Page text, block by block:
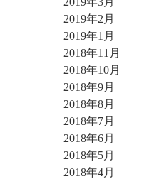
2019年2月
2019年1月
2018年11月
2018年10月
2018年9月
2018年8月
2018年7月
2018年6月
2018年5月
2018年4月